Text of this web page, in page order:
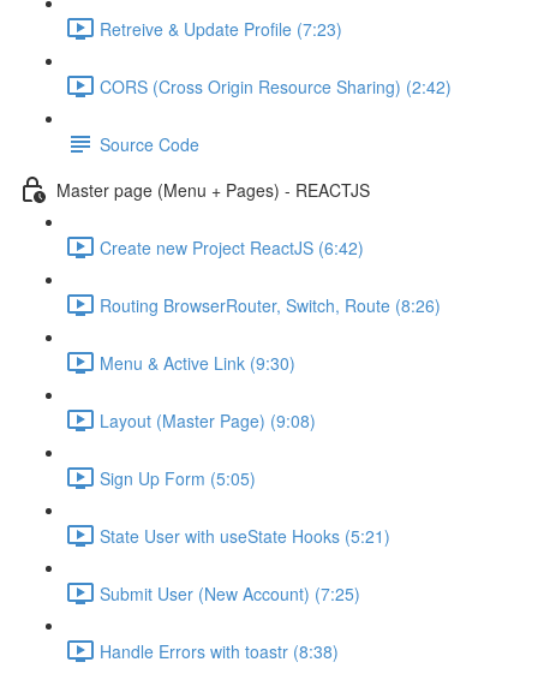
Retreive & Update Profile (7:23)
CORS (Cross Origin Resource Sharing) (2:42)
Source Code
Master page (Menu + Pages) - REACTJS
Create new Project ReactJS (6:42)
Routing BrowserRouter, Switch, Route (8:26)
Menu & Active Link (9:30)
Layout (Master Page) (9:08)
Sign Up Form (5:05)
State User with useState Hooks (5:21)
Submit User (New Account) (7:25)
Handle Errors with toastr (8:38)